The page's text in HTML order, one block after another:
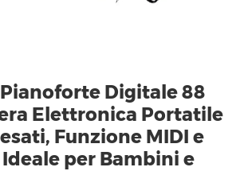
Pianoforte Digitale 88
Elettronica Portatile
Funzione MIDI e
per Bambini e